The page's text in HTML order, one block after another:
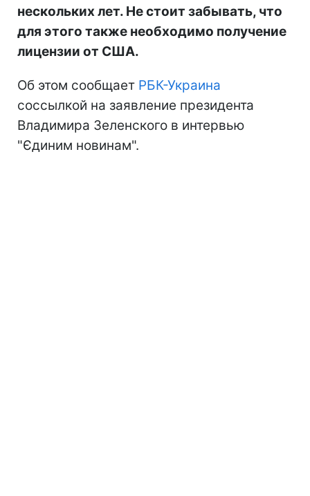
нескольких лет. Не стоит забывать, что
для этого также необходимо получение
лицензии от США.
Об этом сообщает РБК-Украина
соссылкой на заявление президента
Владимира Зеленского в интервью
"Єдиним новинам".